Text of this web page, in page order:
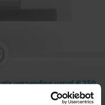
verzending vanaf € 250